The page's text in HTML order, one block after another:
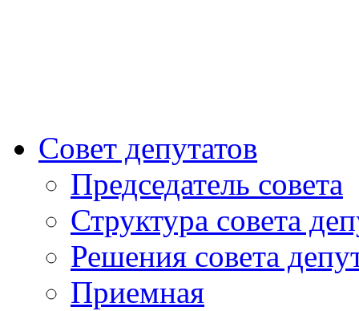
Совет депутатов
Председатель совета
Структура совета
Решения совета
Приемная